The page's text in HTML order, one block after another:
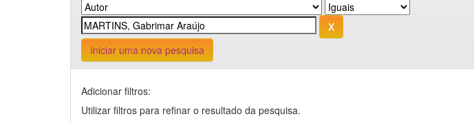
Iniciar uma nova pesquisa
Adicionar filtros:
Utilizar filtros para refinar o resultado da pesquisa.